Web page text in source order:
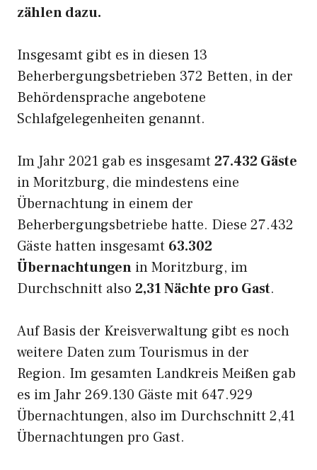
zählen dazu.
Insgesamt gibt es in diesen 13
Beherbergungsbetrieben 372 Betten, in der
Behördensprache angebotene
Schlafgelegenheiten genannt.
Im Jahr 2021 gab es insgesamt 27.432 Gäste
in Moritzburg, die mindestens eine
Übernachtung in einem der
Beherbergungsbetriebe hatte. Diese 27.432
Gäste hatten insgesamt 63.302
Übernachtungen in Moritzburg, im
Durchschnitt also 2,31 Nächte pro Gast.
Auf Basis der Kreisverwaltung gibt es noch
weitere Daten zum Tourismus in der
Region. Im gesamten Landkreis Meißen gab
es im Jahr 269.130 Gäste mit 647.929
Übernachtungen, also im Durchschnitt 2,41
Übernachtungen pro Gast.